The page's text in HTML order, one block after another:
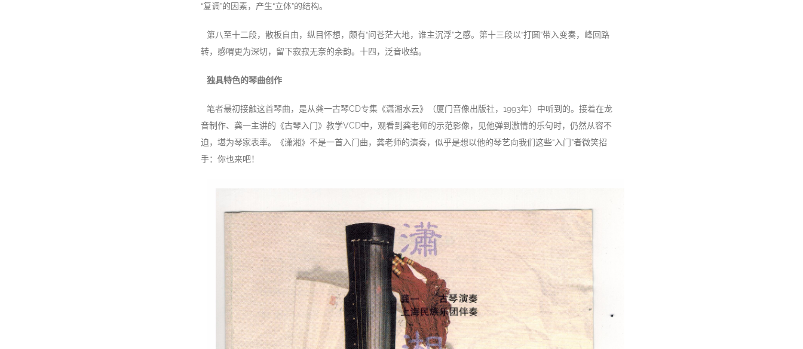
“复调”的因素，产生“立体”的结构。
第八至十二段，散板自由，纵目怀想，颇有“问苍茫大地，谁主沉浮”之感。第十三段以“打圆”带入变奏，峰回路
转，感喟更为深切，留下寂寂无奈的余韵。十四，泛音收结。
独具特色的琴曲创作
笔者最初接触这首琴曲，是从龚一古琴CD专集《潇湘水云》（厦门音像出版社，1993年）中听到的。接着在龙
音制作、龚一主讲的《古琴入门》教学VCD中，观看到龚老师的示范影像，见他弹到激情的乐句时，仍然从容不
迫，堪为琴家表率。《潇湘》不是一首入门曲，龚老师的演奏，似乎是想以他的琴艺向我们这些“入门”者微笑招
手：你也来吧！